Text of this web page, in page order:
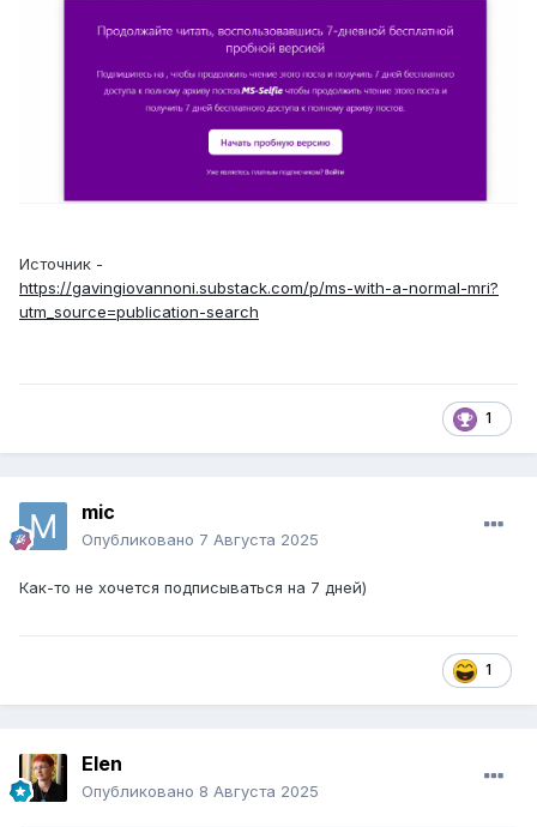
Источник -
https://gavingiovannoni.substack.com/p/ms-with-a-normal-mri?
utm_source=publication-search
1
mic
Опубликовано 7 Августа 2025
Как-то не хочется подписываться на 7 дней)
1
Elen
Опубликовано 8 Августа 2025